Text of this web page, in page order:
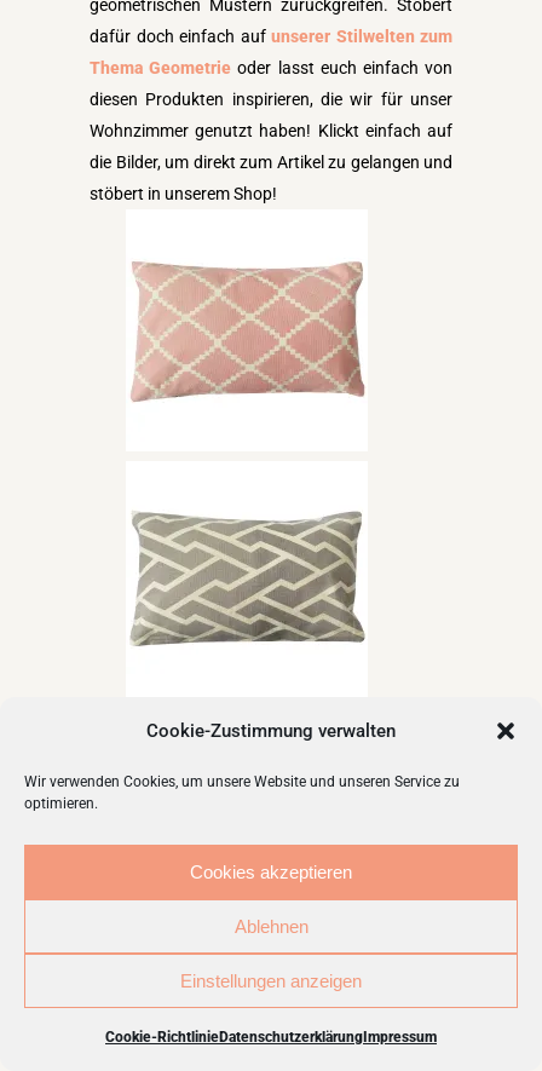
Cookie-Zustimmung verwalten
Wir verwenden Cookies, um unsere Website und unseren Service zu
optimieren.
Cookies akzeptieren
Ablehnen
Einstellungen anzeigen
Cookie-RichtlinieDatenschutzerklärung Impressum
geometrischen Mustern zurückgreifen. Stöbert
dafür doch einfach auf unserer Stilwelten zum
Thema Geometrie oder lasst euch einfach von
diesen Produkten inspirieren, die wir für unser
Wohnzimmer genutzt haben! Klickt einfach auf
die Bilder, um direkt zum Artikel zu gelangen und
stöbert in unserem Shop!